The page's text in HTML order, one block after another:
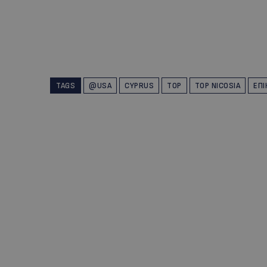
TAGS @USA CYPRUS TOP TOP NICOSIA